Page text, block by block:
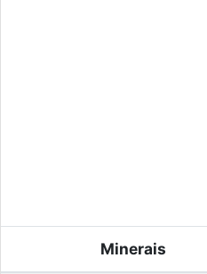
Minerais